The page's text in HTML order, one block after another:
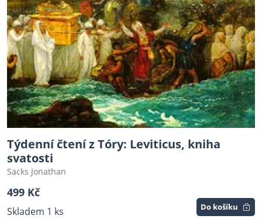
Týdenní čtení z Tóry: Leviticus, kniha
svatosti
Sacks Jonathan
499 Kč
Skladem 1 ks Do košíku